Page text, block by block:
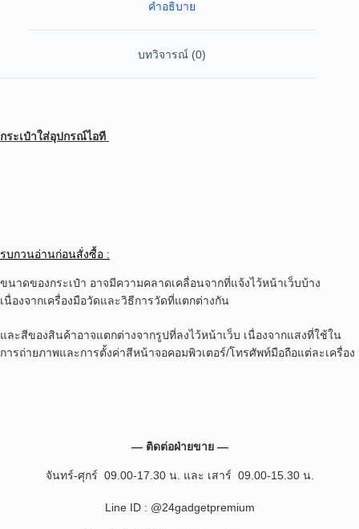
คำอธิบาย
บทวิจารณ์ (0)
กระเป๋าใส่อุปกรณ์ไอที
รบกวนอ่านก่อนสั่งซื้อ :
ขนาดของกระเป๋า อาจมีความคลาดเคลื่อนจากที่แจ้งไว้หน้าเว็บบ้าง
เนื่องจากเครื่องมือวัดและวิธีการวัดที่แตกต่างกัน
และสีของสินค้าอาจแตกต่างจากรูปที่ลงไว้หน้าเว็บ เนื่องจากแสงที่ใช้ใน
การถ่ายภาพและการตั้งค่าสีหน้าจอคอมพิวเตอร์/โทรศัพท์มือถือแต่ละเครื่อง
— ติดต่อฝ่ายขาย —
จันทร์-ศุกร์ 09.00-17.30 น. และ เสาร์ 09.00-15.30 น.
Line ID : @24gadgetpremium